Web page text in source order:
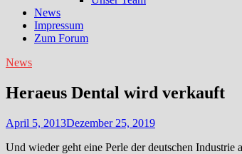
News
Impressum
Zum Forum
News
Heraeus Dental wird verkauft
April 5, 2013Dezember 25, 2019
Und wieder geht eine Perle der deutschen